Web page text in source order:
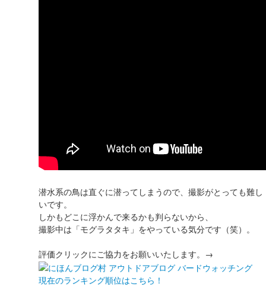
潜水系の鳥は直ぐに潜ってしまうので、撮影がとっても難し
いです。
しかもどこに浮かんで来るかも判らないから、
撮影中は「モグラタタキ」をやっている気分です（笑）。
評価クリックにご協力をお願いいたします。→
現在のランキング順位はこちら！